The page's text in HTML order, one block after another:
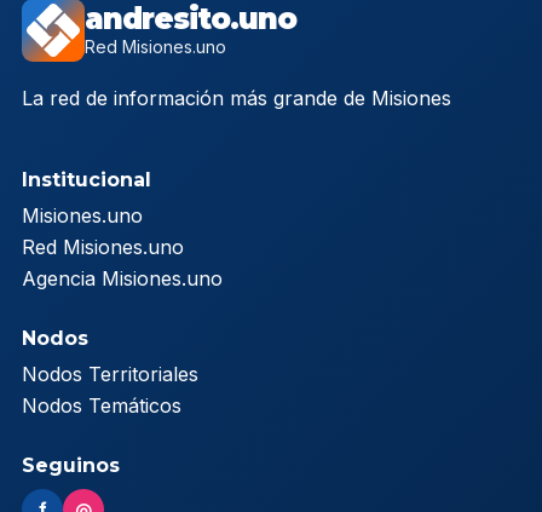
andresito.uno
Red Misiones.uno
La red de información más grande de Misiones
Institucional
Misiones.uno
Red Misiones.uno
Agencia Misiones.uno
Nodos
Nodos Territoriales
Nodos Temáticos
Seguinos